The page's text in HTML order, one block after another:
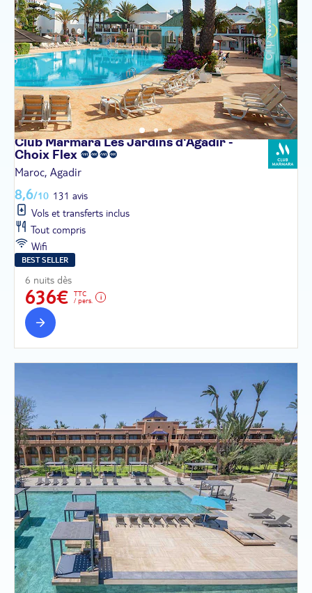
Club Marmara Les Jardins d'Agadir -
Choix Flex
Maroc, Agadir
8,6/10 131 avis
Vols et transferts inclus
Tout compris
Wifi
BEST SELLER
6 nuits dès
636€
TTC
/ pers.